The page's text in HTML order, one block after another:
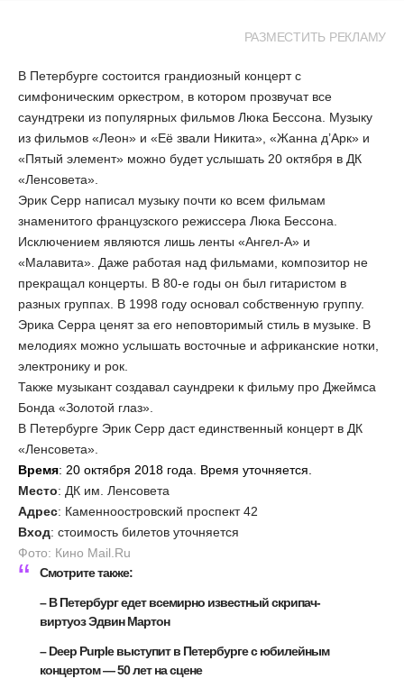
РАЗМЕСТИТЬ РЕКЛАМУ
В Петербурге состоится грандиозный концерт с
симфоническим оркестром, в котором прозвучат все
саундтреки из популярных фильмов Люка Бессона. Музыку
из фильмов «Леон» и «Её звали Никита», «Жанна д’Арк» и
«Пятый элемент» можно будет услышать 20 октября в ДК
«Ленсовета».
Эрик Серр написал музыку почти ко всем фильмам
знаменитого французского режиссера Люка Бессона.
Исключением являются лишь ленты «Ангел-А» и
«Малавита». Даже работая над фильмами, композитор не
прекращал концерты. В 80-е годы он был гитаристом в
разных группах. В 1998 году основал собственную группу.
Эрика Серра ценят за его неповторимый стиль в музыке. В
мелодиях можно услышать восточные и африканские нотки,
электронику и рок.
Также музыкант создавал саундреки к фильму про Джеймса
Бонда «Золотой глаз».
В Петербурге Эрик Серр даст единственный концерт в ДК
«Ленсовета».
Время: 20 октября 2018 года. Время уточняется.
Место: ДК им. Ленсовета
Адрес: Каменноостровский проспект 42
Вход: стоимость билетов уточняется
Фото: Кино Mail.Ru
Смотрите также:
–В Петербург едет всемирно известный скрипач-
виртуоз Эдвин Мартон
–Deep Purple выступит в Петербурге с юбилейным
концертом — 50 лет на сцене